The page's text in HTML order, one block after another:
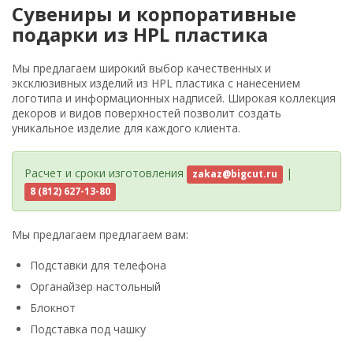
Сувениры и корпоративные
подарки из HPL пластика
Мы предлагаем широкий выбор качественных и
эксклюзивных изделий из HPL пластика с нанесением
логотипа и информационных надписей. Широкая коллекция
декоров и видов поверхностей позволит создать
уникальное изделие для каждого клиента.
Расчет и сроки изготовления zakaz@bigcut.ru |
8 (812) 627-13-80
Мы предлагаем предлагаем вам:
Подставки для телефона
Органайзер настольный
Блокнот
Подставка под чашку